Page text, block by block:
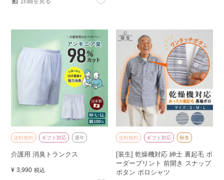
送料無料 ギフト対応 通年
介護用 消臭トランクス
¥ 3,990 税込
送料無料 ギフト対応 秋冬
[装生] 乾燥機対応 紳士 裏起毛 ボ
ーダープリント 前開き スナップ
ボタン ポロシャツ